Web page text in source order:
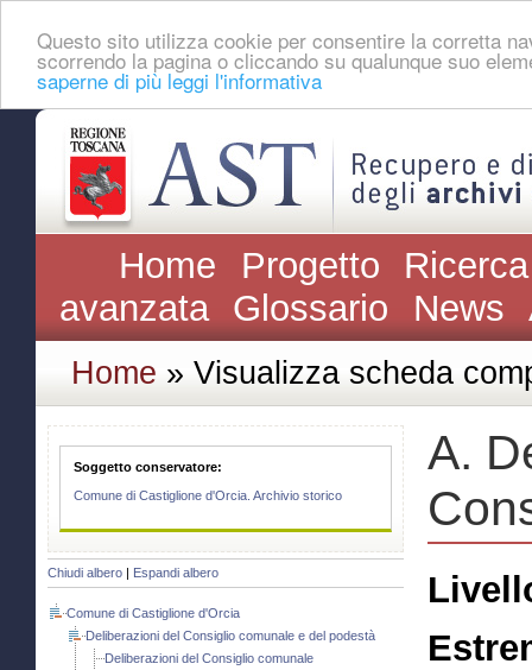
Questo sito utilizza cookie per consentire la corretta
scorrendo la pagina o cliccando su qualunque suo
saperne di più leggi l'informativa
Home Progetto
avanzata Glossario News
Home » Visualizza scheda
Soggetto conservatore:
Comune di Castiglione d'Orcia. Archivio storico
Chiudi albero Espandi albero
Comune di Castiglione d'Orcia
Deliberazioni del Consiglio comunale e del podestà
Deliberazioni del Consiglio comunale
A.